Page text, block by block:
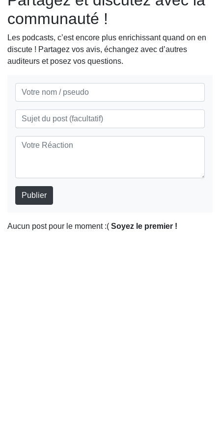
communauté !
Les podcasts, c’est encore plus enrichissant quand on en
discute ! Partagez vos avis, échangez avec d’autres
auditeurs et posez vos questions.
Publier
Aucun post pour le moment :( Soyez le premier !